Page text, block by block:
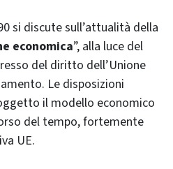
si discute sull’attualità della
economica”, alla luce del
del diritto dell’Unione
Le disposizioni
il modello economico
del tempo, fortemente
UE.